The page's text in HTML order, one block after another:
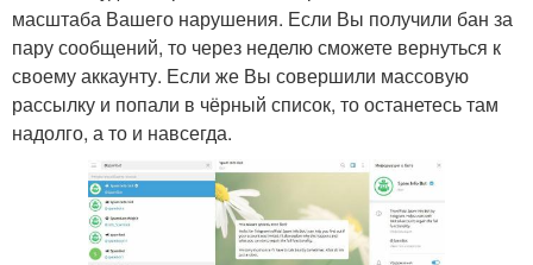
масштаба Вашего нарушения. Если Вы получили бан за
пару сообщений, то через неделю сможете вернуться к
своему аккаунту. Если же Вы совершили массовую
рассылку и попали в чёрный список, то останетесь там
надолго, а то и навсегда.